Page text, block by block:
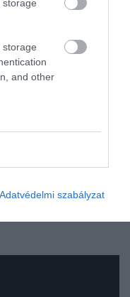
storage
storage
and other
Adatvédelmi szabályzat
fordulatait
és
vallási reformokon
sorozat
esendő
el.